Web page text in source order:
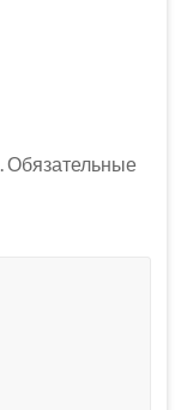
Обязательные